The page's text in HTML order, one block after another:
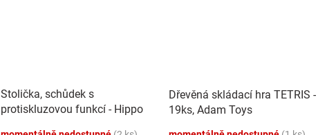
Stolička, schůdek s
protiskluzovou funkcí - Hippo
Dřevěná skládací hra TETRIS -
19ks, Adam Toys